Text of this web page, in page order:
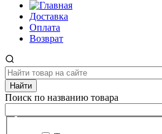
Доставка
Оплата
Возврат
Найти
Поиск по названию товара